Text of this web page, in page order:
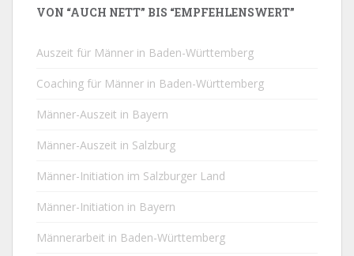
VON “AUCH NETT” BIS “EMPFEHLENSWERT”
Auszeit für Männer in Baden-Württemberg
Coaching für Männer in Baden-Württemberg
Männer-Auszeit in Bayern
Männer-Auszeit in Salzburg
Männer-Initiation im Salzburger Land
Männer-Initiation in Bayern
Männerarbeit in Baden-Württemberg